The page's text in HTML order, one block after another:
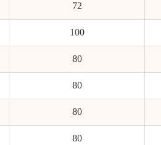
72
100
80
80
80
80